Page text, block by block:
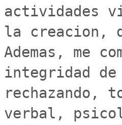
actividades
la creacion,
Ademas, me
integridad
rechazando,
verbal,